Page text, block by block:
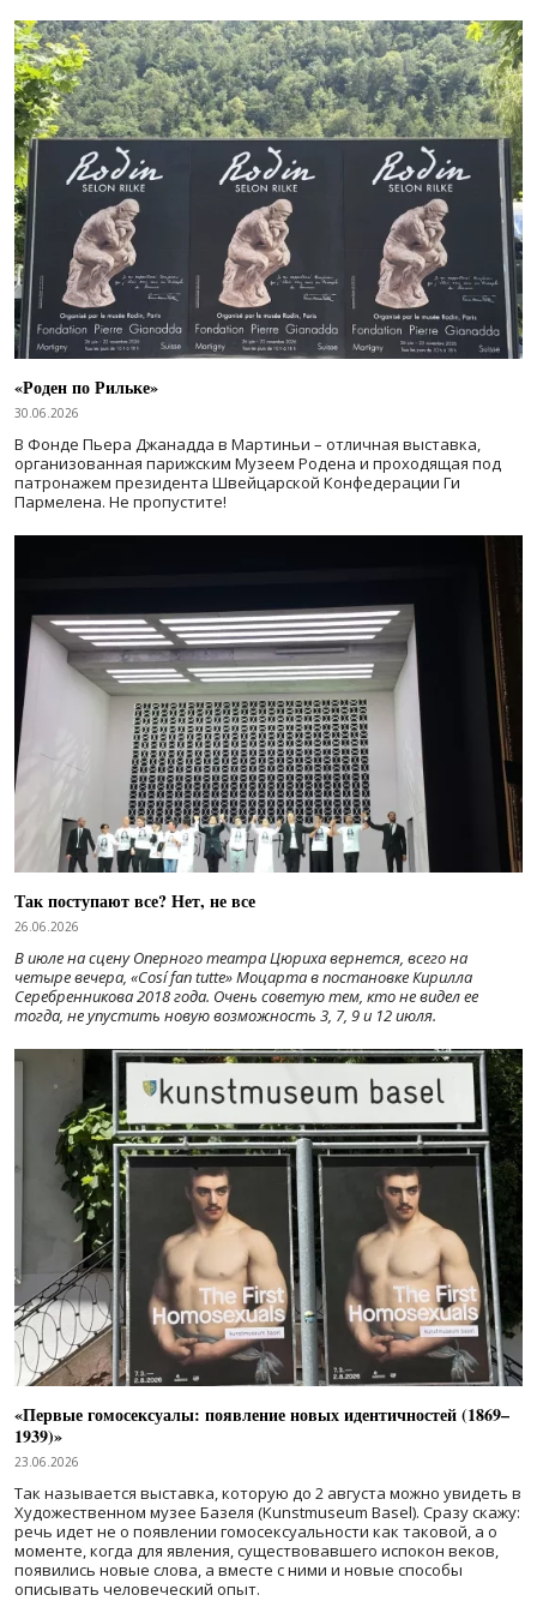
«Роден по Рильке»
30.06.2026
В Фонде Пьера Джанадда в Мартиньи – отличная выставка,
организованная парижским Музеем Родена и проходящая под
патронажем президента Швейцарской Конфедерации Ги
Пармелена. Не пропустите!
Так поступают все? Нет, не все
26.06.2026
В июле на сцену Оперного театра Цюриха вернется, всего на
четыре вечера, «Cosí fan tutte» Моцарта в постановке Кирилла
Серебренникова 2018 года. Очень советую тем, кто не видел ее
тогда, не упустить новую возможность 3, 7, 9 и 12 июля.
«Первые гомосексуалы: появление новых идентичностей (1869–
1939)»
23.06.2026
Так называется выставка, которую до 2 августа можно увидеть в
Художественном музее Базеля (Kunstmuseum Basel). Сразу скажу:
речь идет не о появлении гомосексуальности как таковой, а о
моменте, когда для явления, существовавшего испокон веков,
появились новые слова, а вместе с ними и новые способы
описывать человеческий опыт.